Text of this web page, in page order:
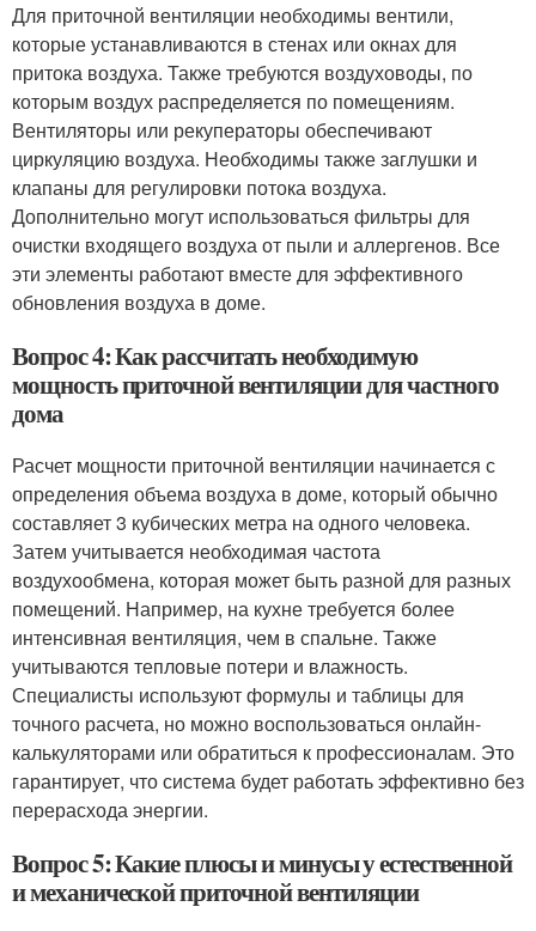
Для приточной вентиляции необходимы вентили,
которые устанавливаются в стенах или окнах для
притока воздуха. Также требуются воздуховоды, по
которым воздух распределяется по помещениям.
Вентиляторы или рекуператоры обеспечивают
циркуляцию воздуха. Необходимы также заглушки и
клапаны для регулировки потока воздуха.
Дополнительно могут использоваться фильтры для
очистки входящего воздуха от пыли и аллергенов. Все
эти элементы работают вместе для эффективного
обновления воздуха в доме.
Вопрос 4: Как рассчитать необходимую
мощность приточной вентиляции для частного
дома
Расчет мощности приточной вентиляции начинается с
определения объема воздуха в доме, который обычно
составляет 3 кубических метра на одного человека.
Затем учитывается необходимая частота
воздухообмена, которая может быть разной для разных
помещений. Например, на кухне требуется более
интенсивная вентиляция, чем в спальне. Также
учитываются тепловые потери и влажность.
Специалисты используют формулы и таблицы для
точного расчета, но можно воспользоваться онлайн-
калькуляторами или обратиться к профессионалам. Это
гарантирует, что система будет работать эффективно без
перерасхода энергии.
Вопрос 5: Какие плюсы и минусы у естественной
и механической приточной вентиляции